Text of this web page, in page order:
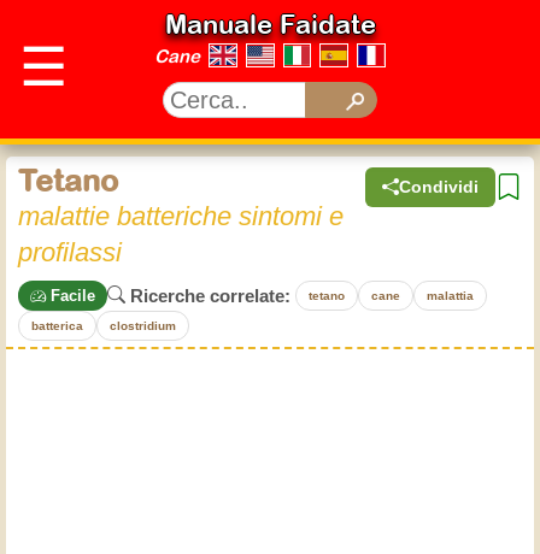
☰
Manuale Faidate
Cane
Condividi
Tetano
malattie batteriche sintomi e
profilassi
Facile Ricerche correlate: tetano cane malattia
batterica clostridium